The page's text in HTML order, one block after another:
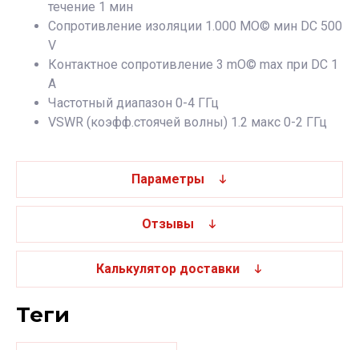
течение 1 мин
Сопротивление изоляции 1.000 MО© мин DC 500
V
Контактное сопротивление 3 mО© max при DC 1
A
Частотный диапазон 0-4 ГГц
VSWR (коэфф.стоячей волны) 1.2 макс 0-2 ГГц
Параметры
Отзывы
Калькулятор доставки
теги